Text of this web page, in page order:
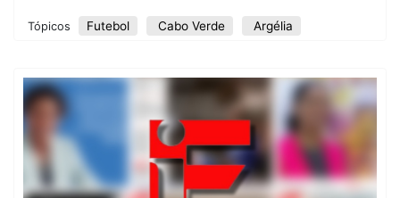
Tópicos Futebol Cabo Verde Argélia